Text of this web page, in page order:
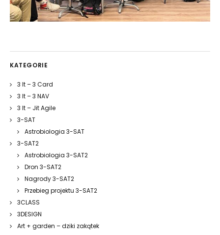
KATEGORIE
3 It – 3 Card
3 It – 3 NAV
3 It – Jit Agile
3-SAT
Astrobiologia 3-SAT
3-SAT2
Astrobiologia 3-SAT2
Dron 3-SAT2
Nagrody 3-SAT2
Przebieg projektu 3-SAT2
3CLASS
3DESIGN
Art + garden – dziki zakątek